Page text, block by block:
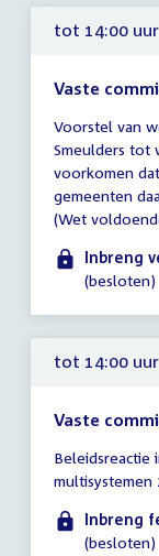
tot 14:00 uur
Vaste
vergadering
tot
14:00
uur
Voorstel van
Smeulders tot
voorkomen
gemeenten
(Wet
Inbreng
(besloten)
tot 14:00 uur
Vaste
vergadering
tot
14:00
uur
Beleidsreactie
Inbreng
(besloten)